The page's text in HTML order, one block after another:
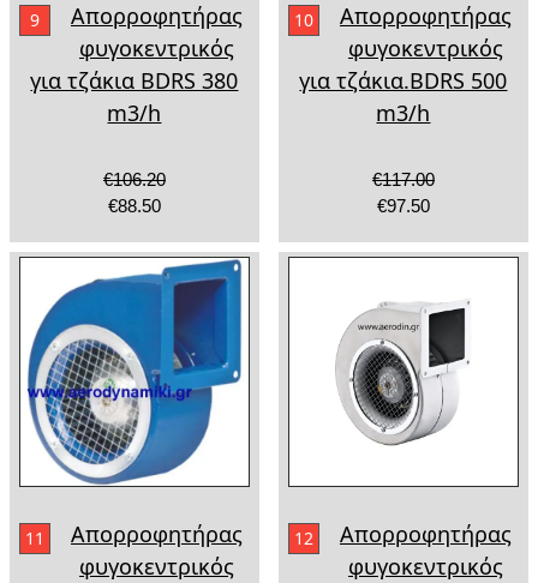
9
Απορροφητήρας
φυγοκεντρικός
για τζάκια BDRS 380
m3/h
€106.20
€88.50
10
Απορροφητήρας
φυγοκεντρικός
για τζάκια.BDRS 500
m3/h
€117.00
€97.50
11
Απορροφητήρας
φυγοκεντρικός
12
Απορροφητήρας
φυγοκεντρικός